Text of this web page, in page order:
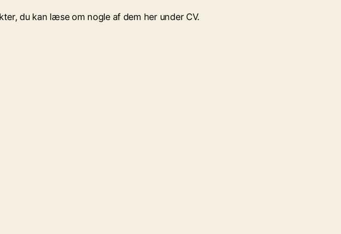
du kan læse om nogle af dem her under CV.